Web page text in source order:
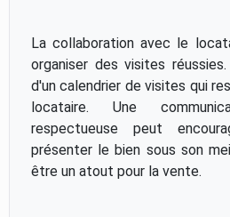
La collaboration avec le
organiser des visites
d'un calendrier de visites qui
locataire. Une
respectueuse peut
présenter le bien sous son
être un atout pour la vente.